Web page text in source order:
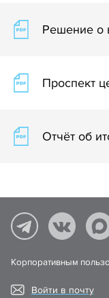
Решение о
Проспект
Отчёт об
Корпоративным
Войти в почту